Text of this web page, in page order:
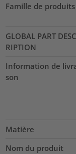
Famille de produits
GLOBAL PART DESC
RIPTION
Information de
son
Matière
Nom du produit